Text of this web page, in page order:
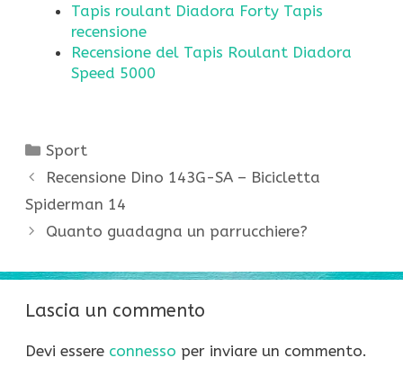
Tapis roulant Diadora Forty Tapis
recensione
Recensione del Tapis Roulant Diadora
Speed 5000
Categorie
Sport
Recensione Dino 143G-SA – Bicicletta
Spiderman 14
Quanto guadagna un parrucchiere?
Lascia un commento
Devi essere connesso per inviare un commento.